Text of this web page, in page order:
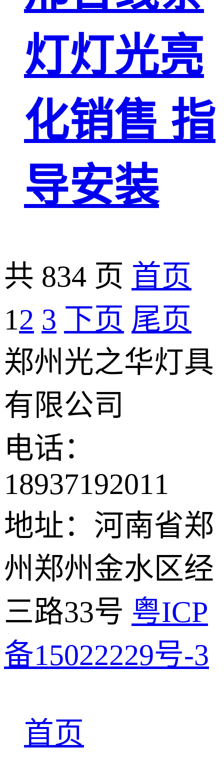
灯灯光亮
化销售 指
导安装
共 834 页 首页
12 3 下页 尾页
郑州光之华灯具
有限公司
电话：
18937192011
地址：河南省郑
州郑州金水区经
三路33号 粤ICP
备15022229号-3
首页